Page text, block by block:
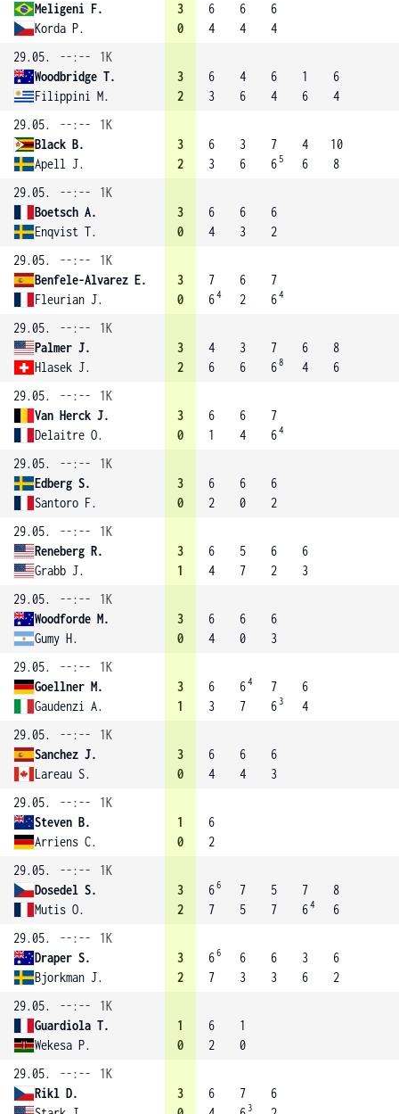
Meligeni F.
Korda P.
3
0
6
4
6
4
6
4
29.05.
--:--
1K
Woodbridge T.
Filippini M.
3
2
6
3
4
6
6
4
1
6
6
4
29.05.
--:--
1K
Black B.
Apell J.
3
2
6
3
3
6
7
6 5
4
6
10
8
29.05.
--:--
1K
Boetsch A.
Enqvist T.
3
0
6
4
6
3
6
2
29.05.
--:--
1K
Benfele-Alvarez E.
Fleurian J.
3
0
7
64
6
2
7
64
29.05. --:--
1K
Palmer J.
Hlasek J.
3
2
4
6
3
6
7
68
6
4
8
6
29.05.
--:--
1K
Van Herck J.
Delaitre O.
3
0
6
1
6
4
7
64
29.05. --:--
1K
Edberg S.
Santoro F.
3
0
6
2
6
0
6
2
29.05.
--:--
1K
Reneberg R.
Grabb J.
3
1
6
4
5
7
6
2
6
3
29.05.
--:--
1K
Woodforde M.
Gumy H.
3
0
6
4
6
0
6
3
29.05.
--:--
1K
Goellner M.
Gaudenzi A.
3
1
6
3
64
7
7
6 3
6
4
29.05.
--:--
1K
Sanchez J.
Lareau S.
3
0
6
4
6
4
6
3
29.05.
--:--
1K
Steven B.
Arriens C.
1
0
6
2
29.05.
--:--
1K
Dosedel S.
Mutis O.
3
2
66
7
7
5
5
7
7
64
8
6
29.05.
--:--
1K
Draper S.
Bjorkman J.
3
2
66
7
6
3
6
3
3
6
6
2
29.05.
--:--
1K
Guardiola T.
Wekesa P.
1
0
6
2
1
0
29.05.
--:--
1K
Rikl D.
3
6
7
3
6